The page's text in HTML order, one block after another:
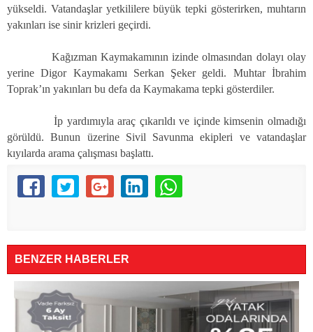
yükseldi. Vatandaşlar yetkililere büyük tepki gösterirken, muhtarın
yakınları ise sinir krizleri geçirdi.
Kağızman Kaymakamının izinde olmasından dolayı olay
yerine Digor Kaymakamı Serkan Şeker geldi. Muhtar İbrahim
Toprak’ın yakınları bu defa da Kaymakama tepki gösterdiler.
İp yardımıyla araç çıkarıldı ve içinde kimsenin olmadığı
görüldü. Bunun üzerine Sivil Savunma ekipleri ve vatandaşlar
kıyılarda arama çalışması başlattı.
BENZER HABERLER